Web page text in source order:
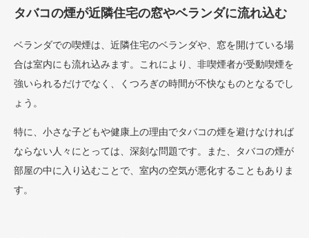
タバコの煙が近隣住宅の窓やベランダに流れ込む
ベランダでの喫煙は、近隣住宅のベランダや、窓を開けている場
合は室内にも流れ込みます。これにより、非喫煙者が受動喫煙を
強いられるだけでなく、くつろぎの時間が不快なものとなるでし
ょう。
特に、小さな子どもや健康上の理由でタバコの煙を避けなければ
ならない人々にとっては、深刻な問題です。また、タバコの煙が
部屋の中に入り込むことで、室内の空気が悪化することもありま
す​。